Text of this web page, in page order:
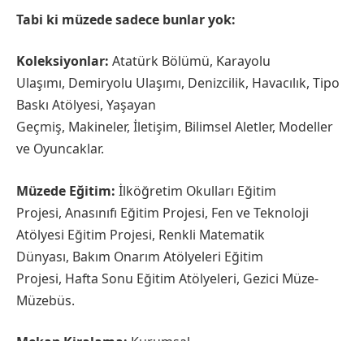
Tabi ki müzede sadece bunlar yok:
Koleksiyonlar: Atatürk Bölümü, Karayolu
Ulaşımı, Demiryolu Ulaşımı, Denizcilik, Havacılık, Tipo
Baskı Atölyesi, Yaşayan
Geçmiş, Makineler, İletişim, Bilimsel Aletler, Modeller
ve Oyuncaklar.
Müzede Eğitim: İlköğretim Okulları Eğitim
Projesi, Anasınıfı Eğitim Projesi, Fen ve Teknoloji
Atölyesi Eğitim Projesi, Renkli Matematik
Dünyası, Bakım Onarım Atölyeleri Eğitim
Projesi, Hafta Sonu Eğitim Atölyeleri, Gezici Müze-
Müzebüs.